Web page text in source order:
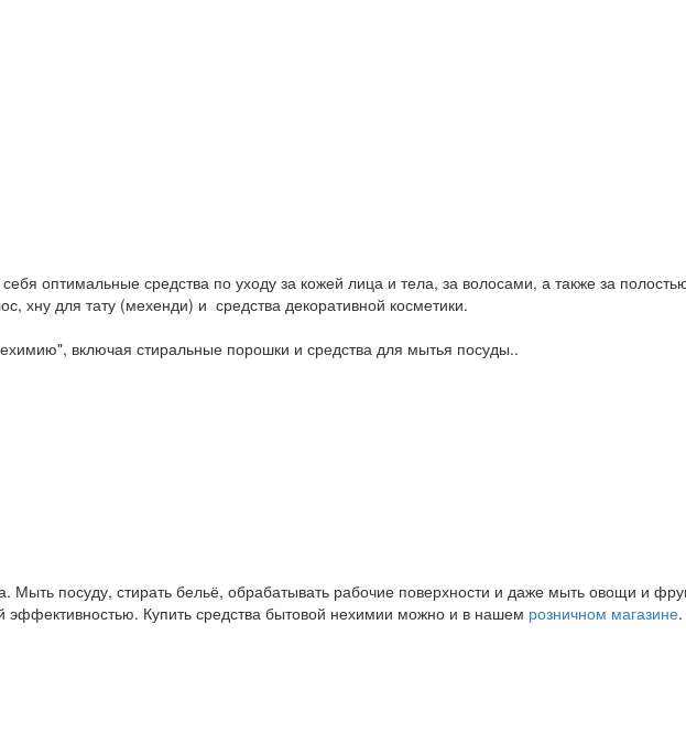
оптимальные средства по уходу за кожей лица и тела, за волосами, а также за
хну для тату (мехенди) и средства декоративной косметики.
включая стиральные порошки и средства для мытья посуды..
Мыть посуду, стирать бельё, обрабатывать рабочие поверхности и даже мыть овощи и
эффективностью. Купить средства бытовой нехимии можно и в нашем розничном магазине.